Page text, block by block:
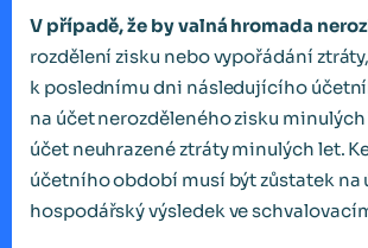
V případě, že by valná hromada
rozdělení zisku nebo vypořádání
k poslednímu dni následujícího
na účet nerozděleného zisku minulých
účet neuhrazené ztráty minulých let.
účetního období musí být zůstatek na
hospodářský výsledek ve